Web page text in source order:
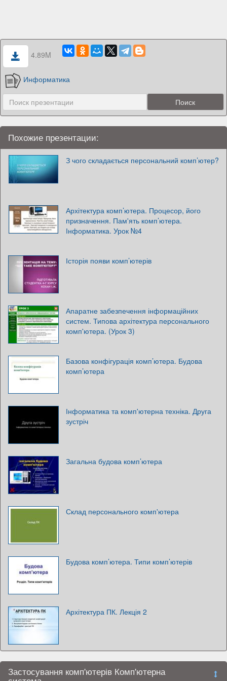
4.89M
Информатика
Похожие презентации:
З чого складається персональний комп’ютер?
Архітектура комп’ютера. Процесор, його
призначення. Пам'ять комп’ютера.
Інформатика. Урок №4
Історія появи комп’ютерів
Апаратне забезпечення інформаційних
систем. Типова архітектура персонального
комп'ютера. (Урок 3)
Базова конфігурація комп’ютера. Будова
комп’ютера
Інформатика та комп'ютерна техніка. Друга
зустріч
Загальна будова комп’ютера
Склад персонального комп'ютера
Будова комп’ютера. Типи комп’ютерів
Архітектура ПК. Лекція 2
Застосування комп'ютерів Комп'ютерна